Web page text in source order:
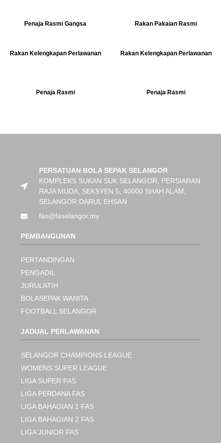
Penaja Rasmi Gangsa Rakan Pakaian Rasmi
Rakan Kelengkapan Perlawanan Rakan Kelengkapan Perlawanan
Penaja Rasmi Penaja Rasmi
PERSATUAN BOLA SEPAK SELANGOR
KOMPLEKS SUKAN SUK SELANGOR, PERSIARAN
RAJA MUDA, SEKSYEN 5, 40000 SHAH ALAM,
SELANGOR DARUL EHSAN
fas@faselangor.my
PEMBANGUNAN
PERTANDINGAN
PENGADIL
JURULATIH
BOLASEPAK WANITA
FOOTBALL SELANGOR
JADUAL PERLAWANAN
SELANGOR CHAMPIONS LEAGUE
WOMENS SUPER LEAGUE
LIGA SUPER FAS
LIGA PERDANA FAS
LIGA BAHAGIAN 1 FAS
LIGA BAHAGIAN 2 FAS
LIGA JUNIOR FAS